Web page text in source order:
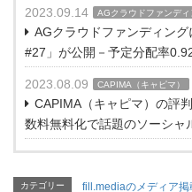
2023.09.14 AGクラウドファンディ
AGクラウドファンディン
#27」が公開－予定分配率
2023.08.09 CAPIMA（キャピマ）
CAPIMA（キャピマ）の評
数料無料化で話題のソーシャ
カテゴリー fill.mediaのメディア掲